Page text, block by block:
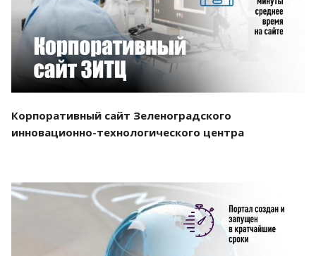
Корпоративный сайт Зеленоградского
инновационно-технологического центра